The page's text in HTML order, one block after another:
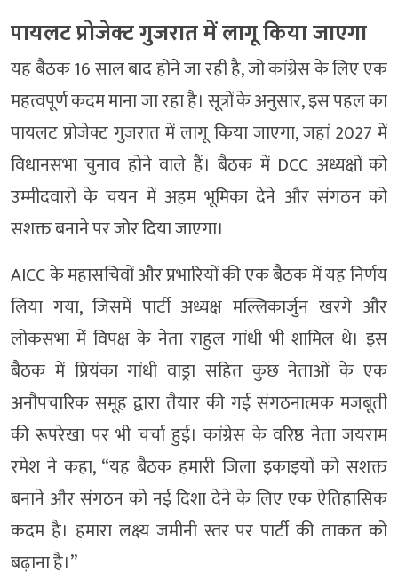
पायलट प्रोजेक्ट गुजरात में लागू किया जाएगा
यह बैठक 16 साल बाद होने जा रही है, जो कांग्रेस के लिए एक
महत्वपूर्ण कदम माना जा रहा है। सूत्रों के अनुसार, इस पहल का
पायलट प्रोजेक्ट गुजरात में लागू किया जाएगा, जहां 2027 में
विधानसभा चुनाव होने वाले हैं। बैठक में DCC अध्यक्षों को
उम्मीदवारों के चयन में अहम भूमिका देने और संगठन को
सशक्त बनाने पर जोर दिया जाएगा।
AICC के महासचिवों और प्रभारियों की एक बैठक में यह निर्णय
लिया गया, जिसमें पार्टी अध्यक्ष मल्लिकार्जुन खरगे और
लोकसभा में विपक्ष के नेता राहुल गांधी भी शामिल थे। इस
बैठक में प्रियंका गांधी वाड्रा सहित कुछ नेताओं के एक
अनौपचारिक समूह द्वारा तैयार की गई संगठनात्मक मजबूती
की रूपरेखा पर भी चर्चा हुई। कांग्रेस के वरिष्ठ नेता जयराम
रमेश ने कहा, “यह बैठक हमारी जिला इकाइयों को सशक्त
बनाने और संगठन को नई दिशा देने के लिए एक ऐतिहासिक
कदम है। हमारा लक्ष्य जमीनी स्तर पर पार्टी की ताकत को
बढ़ाना है।”